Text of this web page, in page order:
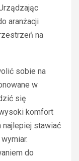
aranżacji
na
sobie na
w
się
komfort
najlepiej stawiać
do